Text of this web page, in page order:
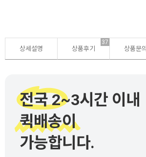
상세설명 상품후기
37
상품문의
전국 2~3시간 이내
퀵배송이
가능합니다.